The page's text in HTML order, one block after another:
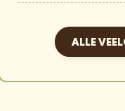
ALLE